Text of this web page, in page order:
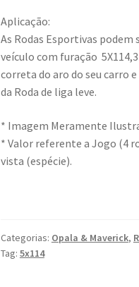
Aplicação:
As Rodas Esportivas
veículo com furação
correta do aro do seu carro
da Roda de liga leve.
* Imagem Meramente
* Valor referente a Jogo (4
vista (espécie).
Categorias: Opala & Maverick,
Tag: 5x114